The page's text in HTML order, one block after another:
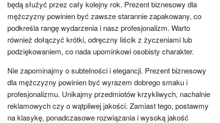
będą służyć przez cały kolejny rok. Prezent biznesowy dla
mężczyzny powinien być zawsze starannie zapakowany, co
podkreśla rangę wydarzenia i nasz profesjonalizm. Warto
również dołączyć krótki, odręczny liścik z życzeniami lub
podziękowaniem, co nada upominkowi osobisty charakter.
Nie zapominajmy o subtelności i elegancji. Prezent biznesowy
dla mężczyzny powinien być wyrazem dobrego smaku i
profesjonalizmu. Unikajmy przedmiotów krzykliwych, nachalnie
reklamowych czy o wątpliwej jakości. Zamiast tego, postawmy
na klasykę, ponadczasowe rozwiązania i wysoką jakość